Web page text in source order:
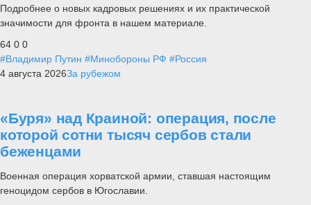
Подробнее о новых кадровых решениях и их практической
значимости для фронта в нашем материале.
64 0 0
#Владимир Путин #Минобороны РФ #Россия
4 августа 2026За рубежом
«Буря» над Краиной: операция, после
которой сотни тысяч сербов стали
беженцами
Военная операция хорватской армии, ставшая настоящим
геноцидом сербов в Югославии.